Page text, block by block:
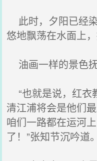
此时，夕阳已经
悠地飘荡在水面上
油画一样的景色
“也就是说，红衣
清江浦将会是他们
咱们一路都在运河
了！”张知节沉吟道。